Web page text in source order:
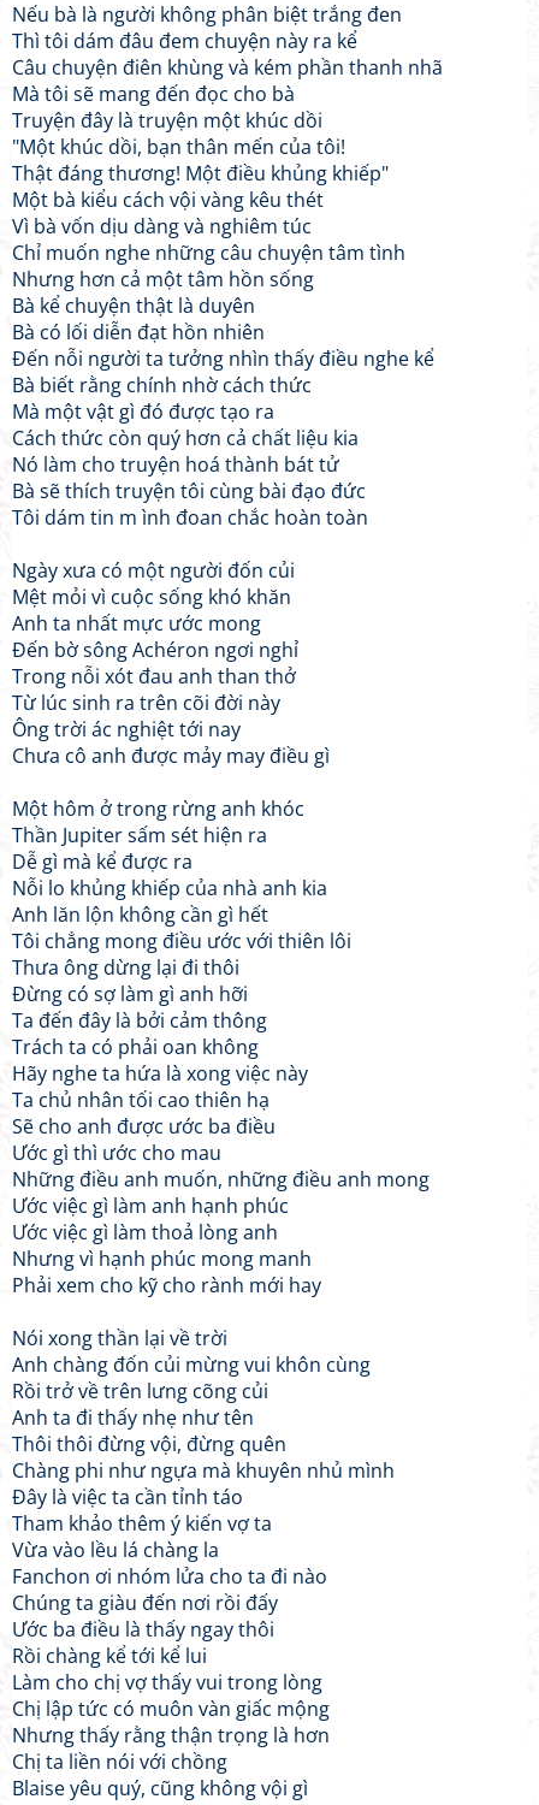
Nếu bà là người không phân biệt trắng đen
Thì tôi dám đâu đem chuyện này ra kể
Câu chuyện điên khùng và kém phần thanh nhã
Mà tôi sẽ mang đến đọc cho bà
Truyện đây là truyện một khúc dồi
"Một khúc dồi, bạn thân mến của tôi!
Thật đáng thương! Một điều khủng khiếp"
Một bà kiểu cách vội vàng kêu thét
Vì bà vốn dịu dàng và nghiêm túc
Chỉ muốn nghe những câu chuyện tâm tình
Nhưng hơn cả một tâm hồn sống
Bà kể chuyện thật là duyên
Bà có lối diễn đạt hồn nhiên
Đến nỗi người ta tưởng nhìn thấy điều nghe kể
Bà biết rằng chính nhờ cách thức
Mà một vật gì đó được tạo ra
Cách thức còn quý hơn cả chất liệu kia
Nó làm cho truyện hoá thành bát tử
Bà sẽ thích truyện tôi cùng bài đạo đức
Tôi dám tin m ình đoan chắc hoàn toàn
Ngày xưa có một người đốn củi
Mệt mỏi vì cuộc sống khó khăn
Anh ta nhất mực ước mong
Đến bờ sông Achéron ngơi nghỉ
Trong nỗi xót đau anh than thở
Từ lúc sinh ra trên cõi đời này
Ông trời ác nghiệt tới nay
Chưa cô anh được mảy may điều gì
Một hôm ở trong rừng anh khóc
Thần Jupiter sấm sét hiện ra
Dễ gì mà kể được ra
Nỗi lo khủng khiếp của nhà anh kia
Anh lăn lộn không cần gì hết
Tôi chẳng mong điều ước với thiên lôi
Thưa ông dừng lại đi thôi
Đừng có sợ làm gì anh hỡi
Ta đến đây là bởi cảm thông
Trách ta có phải oan không
Hãy nghe ta hứa là xong việc này
Ta chủ nhân tối cao thiên hạ
Sẽ cho anh được ước ba điều
Ước gì thì ước cho mau
Những điều anh muốn, những điều anh mong
Ước việc gì làm anh hạnh phúc
Ước việc gì làm thoả lòng anh
Nhưng vì hạnh phúc mong manh
Phải xem cho kỹ cho rành mới hay
Nói xong thần lại về trời
Anh chàng đốn củi mừng vui khôn cùng
Rồi trở về trên lưng cõng củi
Anh ta đi thấy nhẹ như tên
Thôi thôi đừng vội, đừng quên
Chàng phi như ngựa mà khuyên nhủ mình
Đây là việc ta cần tỉnh táo
Tham khảo thêm ý kiến vợ ta
Vừa vào lều lá chàng la
Fanchon ơi nhóm lửa cho ta đi nào
Chúng ta giàu đến nơi rồi đấy
Ước ba điều là thấy ngay thôi
Rồi chàng kể tới kể lui
Làm cho chị vợ thấy vui trong lòng
Chị lập tức có muôn vàn giấc mộng
Nhưng thấy rằng thận trọng là hơn
Chị ta liền nói với chồng
Blaise yêu quý, cũng không vội gì